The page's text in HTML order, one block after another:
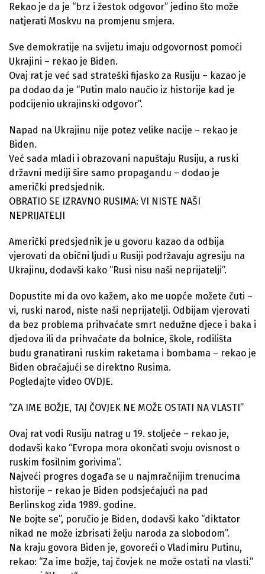
Rekao je da je “brz i žestok odgovor” jedino što može
natjerati Moskvu na promjenu smjera.
Sve demokratije na svijetu imaju odgovornost pomoći
Ukrajini – rekao je Biden.
Ovaj rat je već sad strateški fijasko za Rusiju – kazao je
pa dodao da je “Putin malo naučio iz historije kad je
podcijenio ukrajinski odgovor”.
Napad na Ukrajinu nije potez velike nacije – rekao je
Biden.
Već sada mladi i obrazovani napuštaju Rusiju, a ruski
državni mediji šire samo propagandu – dodao je
američki predsjednik.
OBRATIO SE IZRAVNO RUSIMA: VI NISTE NAŠI
NEPRIJATELJI
Američki predsjednik je u govoru kazao da odbija
vjerovati da obični ljudi u Rusiji podržavaju agresiju na
Ukrajinu, dodavši kako “Rusi nisu naši neprijatelji”.
Dopustite mi da ovo kažem, ako me uopće možete čuti –
vi, ruski narod, niste naši neprijatelji. Odbijam vjerovati
da bez problema prihvaćate smrt nedužne djece i baka i
djedova ili da prihvaćate da bolnice, škole, rodilišta
budu granatirani ruskim raketama i bombama – rekao je
Biden obraćajući se direktno Rusima.
Pogledajte video OVDJE.
“ZA IME BOŽJE, TAJ ČOVJEK NE MOŽE OSTATI NA VLASTI”
Ovaj rat vodi Rusiju natrag u 19. stoljeće – rekao je,
dodavši kako “Evropa mora okončati svoju ovisnost o
ruskim fosilnim gorivima”.
Najveći progres događa se u najmračnijim trenucima
historije – rekao je Biden podsjećajući na pad
Berlinskog zida 1989. godine.
Ne bojte se”, poručio je Biden, dodavši kako “diktator
nikad ne može izbrisati želju naroda za slobodom”.
Na kraju govora Biden je, govoreći o Vladimiru Putinu,
rekao: “Za ime božje, taj čovjek ne može ostati na vlasti.”